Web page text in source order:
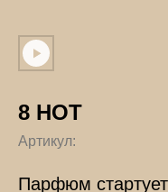
8 НОТ
Артикул:
Парфюм